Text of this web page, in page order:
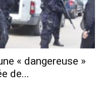
« dangereuse »
de...